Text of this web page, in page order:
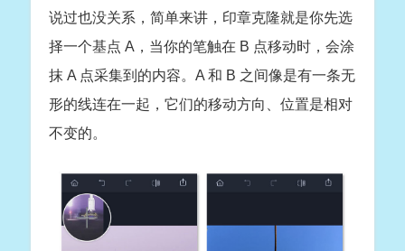
说过也没关系，简单来讲，印章克隆就是你先选
择一个基点 A，当你的笔触在 B 点移动时，会涂
抹 A 点采集到的内容。A 和 B 之间像是有一条无
形的线连在一起，它们的移动方向、位置是相对
不变的。